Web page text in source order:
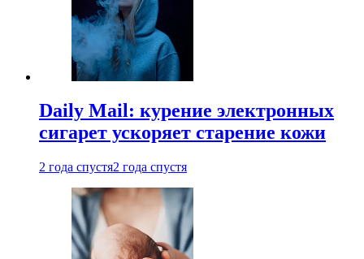
Daily Mail: курение электронных
сигарет ускоряет старение кожи
2 года спустя2 года спустя